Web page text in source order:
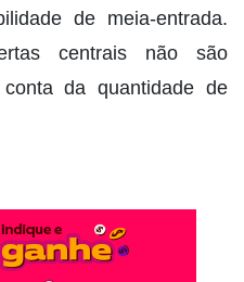
de meia-entrada.
centrais não são
da quantidade de